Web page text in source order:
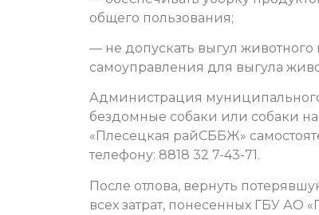
общего пользования;
— не допускать выгул
самоуправления для выгула
Администрация
бездомные собаки или собаки
«Плесецкая райСББЖ»
телефону: 8818 32 7-43-71.
После отлова, вернуть
всех затрат, понесенных ГБУ АО